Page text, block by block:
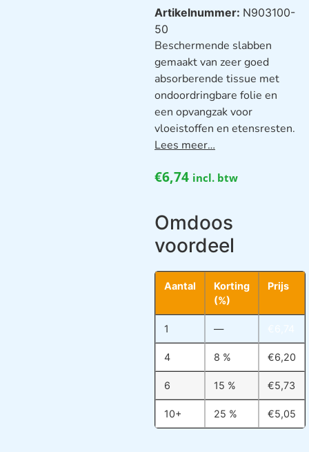
Artikelnummer: N903100-
50
Beschermende slabben
gemaakt van zeer goed
absorberende tissue met
ondoordringbare folie en
een opvangzak voor
vloeistoffen en etensresten.
Lees meer…
€6,74 incl. btw
Omdoos
voordeel
Aantal
Korting
(%)
Prijs
1 —
4 8 % €6,20
6 15 % €5,73
10+ 25 % €5,05